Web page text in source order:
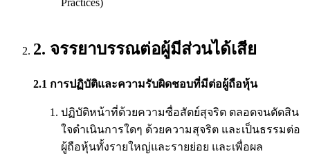
2. จรรยาบรรณต่อผู้มีส่วนได้เสีย
2.1 การปฏิบัติและความรับผิดชอบที่มีต่อผู้ถือหุ้น
ปฏิบัติหน้าที่ด้วยความซื่อสัตย์สุจริต ตลอดจนตัดสิน
ใจดำเนินการใดๆ ด้วยความสุจริต และเป็นธรรมต่อ
ผู้ถือหุ้นทั้งรายใหญ่และรายย่อย และเพื่อผล